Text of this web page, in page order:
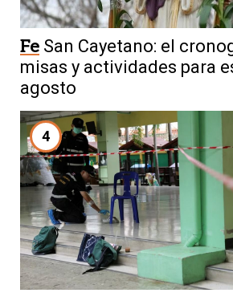
Fe San Cayetano: el
misas y actividades para
agosto
4